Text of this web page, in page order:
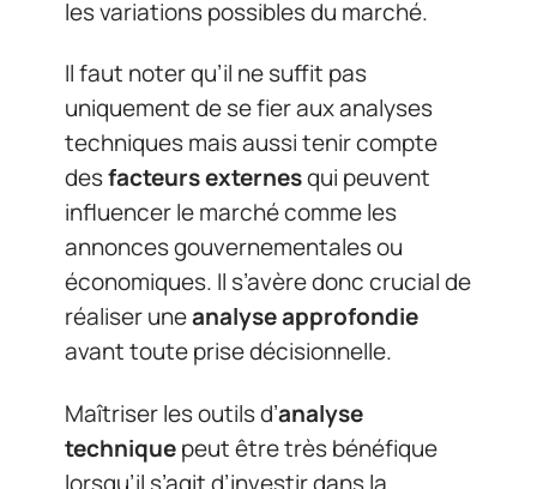
les variations possibles du marché.
Il faut noter qu’il ne suffit pas
uniquement de se fier aux analyses
techniques mais aussi tenir compte
desfacteurs externesqui peuvent
influencer le marché comme les
annonces gouvernementales ou
économiques. Il s’avère donc crucial de
réaliser uneanalyse approfondie
avant toute prise décisionnelle.
Maîtriser les outils d’analyse
techniquepeut être très bénéfique
lorsqu’il s’agit d’investir dans la